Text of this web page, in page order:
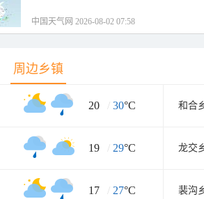
中国天气网 2026-08-02 07:58
周边乡镇
20 / 30°C 和合
19 / 29°C 龙交
17 / 27°C 裴沟